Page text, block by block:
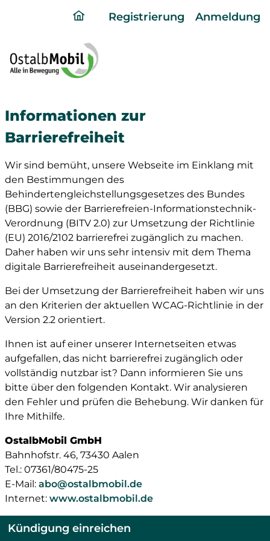
ding
page
Registrierung Anmeldung
Informationen zur
Barrierefreiheit
Wir sind bemüht, unsere Webseite im Einklang mit
den Bestimmungen des
Behindertengleichstellungsgesetzes des Bundes
(BBG) sowie der Barrierefreien-Informationstechnik-
Verordnung (BITV 2.0) zur Umsetzung der Richtlinie
(EU) 2016/2102 barrierefrei zugänglich zu machen.
Daher haben wir uns sehr intensiv mit dem Thema
digitale Barrierefreiheit auseinandergesetzt.
Bei der Umsetzung der Barrierefreiheit haben wir uns
an den Kriterien der aktuellen WCAG-Richtlinie in der
Version 2.2 orientiert.
Ihnen ist auf einer unserer Internetseiten etwas
aufgefallen, das nicht barrierefrei zugänglich oder
vollständig nutzbar ist? Dann informieren Sie uns
bitte über den folgenden Kontakt. Wir analysieren
den Fehler und prüfen die Behebung. Wir danken für
Ihre Mithilfe.
OstalbMobil GmbH
Bahnhofstr. 46, 73430 Aalen
Tel.: 07361/80475-25
E-Mail: abo@ostalbmobil.de
Internet: www.ostalbmobil.de
Kündigung einreichen